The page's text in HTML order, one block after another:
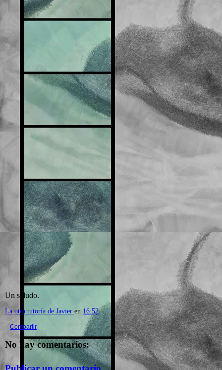
Un saludo.
La otra tutoría de Javier en 16:52
Compartir
No hay comentarios: